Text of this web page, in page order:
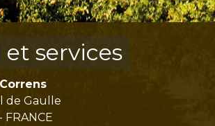
services
de Gaulle